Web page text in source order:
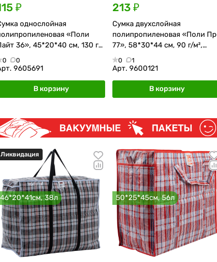
₽
однослойная
«Поли
36», 45*20*40 см, 130 г/
красно-синяя
0 0
9605691
В корзину
213 ₽
Сумка двухслойная
полипропиленовая «Поли
77», 58*30*44 см, 90 г/м²,
сине-чёрная
0 1
Арт. 9600121
В корзину
Ликвидация
46*20*41см, 38л 50*25*45см, 56л